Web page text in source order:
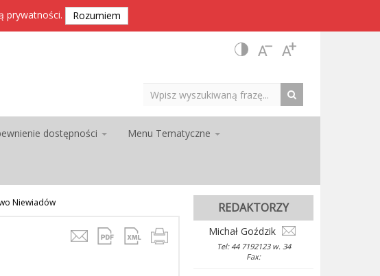
prywatności. Rozumiem
dostępności Menu Tematyczne
Niewiadów REDAKTORZY
Michał Goździk
Tel: 44 7192123 w. 34
Fax: